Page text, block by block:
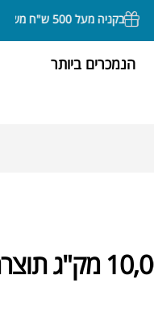
בקניה מעל 500 ש"ח משלוח חינם
הנמכרים ביותר